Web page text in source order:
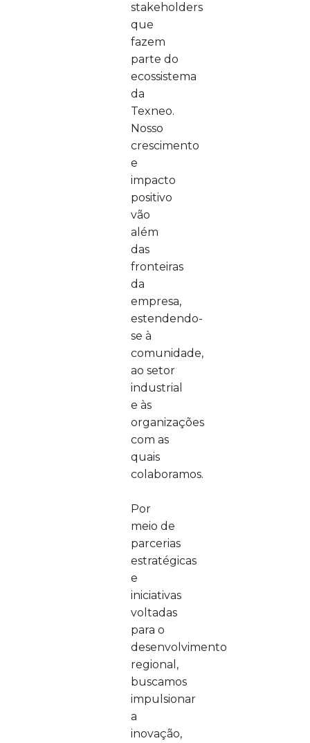
stakeholders
que
fazem
parte do
ecossistema
da
Texneo.
Nosso
crescimento
e
impacto
positivo
vão
além
das
fronteiras
da
empresa,
estendendo-
se à
comunidade,
ao setor
industrial
e às
organizações
com as
quais
colaboramos.
Por
meio de
parcerias
estratégicas
e
iniciativas
voltadas
para o
desenvolvimento
regional,
buscamos
impulsionar
a
inovação,